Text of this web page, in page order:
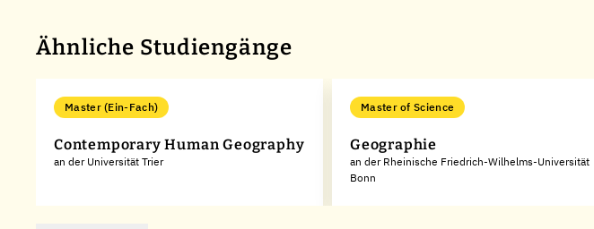
Ähnliche Studiengänge
Master (Ein-Fach)
Contemporary Human Geography
an der Universität Trier
Master of Science
Geographie
an der Rheinische Friedrich-Wilhelms-Universität
Bonn